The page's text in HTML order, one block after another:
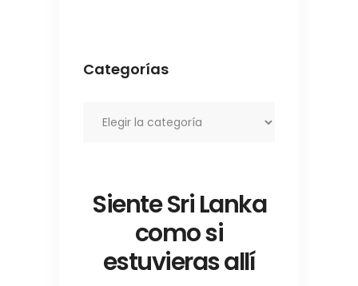
Categorías
Siente Sri Lanka
como si
estuvieras allí